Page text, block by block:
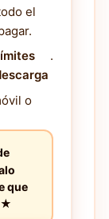
el
.
o
que